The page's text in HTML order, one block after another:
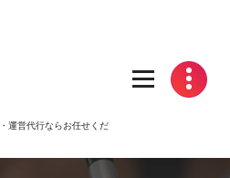
運営代行ならお任せくだ